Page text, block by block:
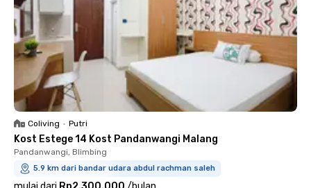
Coliving • Putri
Kost Estege 14 Kost Pandanwangi Malang
Pandanwangi, Blimbing
5.9 km dari bandar udara abdul rachman saleh